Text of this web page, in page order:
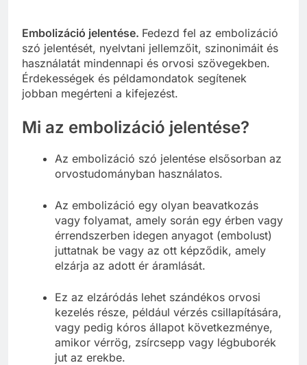
Embolizáció jelentése. Fedezd fel az embolizáció
szó jelentését, nyelvtani jellemzőit, szinonimáit és
használatát mindennapi és orvosi szövegekben.
Érdekességek és példamondatok segítenek
jobban megérteni a kifejezést.
Mi az embolizáció jelentése?
Az embolizáció szó jelentése elsősorban az
orvostudományban használatos.
Az embolizáció egy olyan beavatkozás
vagy folyamat, amely során egy érben vagy
érrendszerben idegen anyagot (embolust)
juttatnak be vagy az ott képződik, amely
elzárja az adott ér áramlását.
Ez az elzáródás lehet szándékos orvosi
kezelés része, például vérzés csillapítására,
vagy pedig kóros állapot következménye,
amikor vérrög, zsírcsepp vagy légbuborék
jut az erekbe.